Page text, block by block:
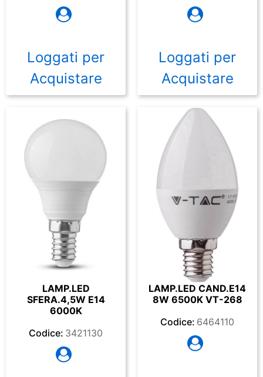
Loggati per
Acquistare
Loggati per
Acquistare
LAMP.LED
SFERA.4,5W E14
6000K
Codice: 3421130
LAMP.LED CAND.E14
8W 6500K VT-268
Codice: 6464110